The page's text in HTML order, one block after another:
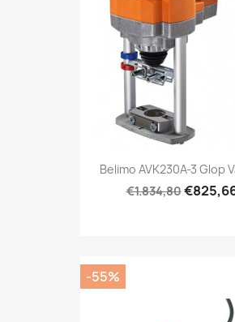
Belimo AVK230A-3 Glop
€1.834,80
-55%